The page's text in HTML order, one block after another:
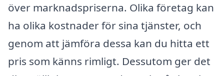
över marknadspriserna. Olika företag kan
ha olika kostnader för sina tjänster, och
genom att jämföra dessa kan du hitta ett
pris som känns rimligt. Dessutom ger det